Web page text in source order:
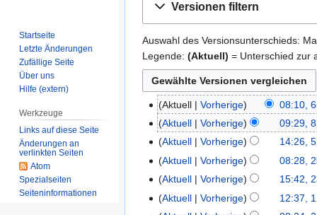
Navigation
Suche
Versionen filtern
Auswahl des Versionsunterschieds:
Legende: (Aktuell) = Unterschied zur
6.
Januar
2026
Aktuell Vorherige 08:10,
8.
November
2024
Aktuell Vorherige 09:29,
5.
Januar
2024
Aktuell Vorherige 14:26,
25.
Mai
2023
Aktuell Vorherige 08:28,
23.
Januar
2023
Aktuell Vorherige 15:42,
1.
Aktuell Vorherige 12:37,
K
Startseite
Letzte Änderungen
Zufällige Seite
Über uns
Hilfe (extern)
Werkzeuge
Links auf diese Seite
Änderungen an
verlinkten Seiten
Atom
Spezialseiten
Seiten­informationen